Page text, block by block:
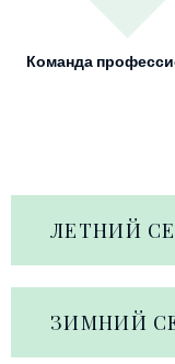
Команда
ЛЕТНИЙ
ЗИМНИЙ